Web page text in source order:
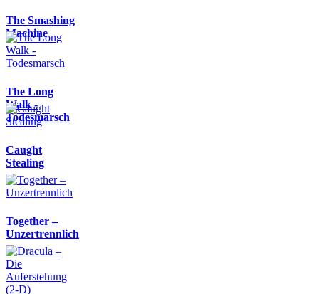
The Smashing
Machine
The Long
Walk -
Todesmarsch
Caught
Stealing
Together –
Unzertrennlich